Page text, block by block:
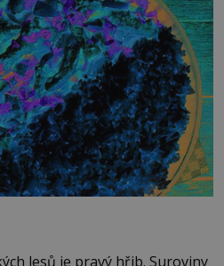
je pravý hřib. Suroviny